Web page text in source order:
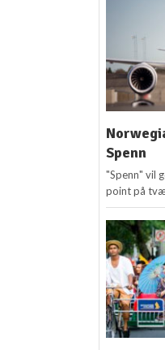
Spenn
"Spenn" vil
point på